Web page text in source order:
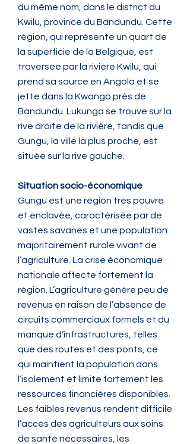
du même nom, dans le district du
Kwilu, province du Bandundu. Cette
région, qui représente un quart de
la superficie de la Belgique, est
traversée par la rivière Kwilu, qui
prend sa source en Angola et se
jette dans la Kwango près de
Bandundu. Lukunga se trouve sur la
rive droite de la rivière, tandis que
Gungu, la ville la plus proche, est
située sur la rive gauche.
Situation socio-économique
Gungu est une région très pauvre
et enclavée, caractérisée par de
vastes savanes et une population
majoritairement rurale vivant de
l’agriculture. La crise économique
nationale affecte fortement la
région. L’agriculture génère peu de
revenus en raison de l’absence de
circuits commerciaux formels et du
manque d’infrastructures, telles
que des routes et des ponts, ce
qui maintient la population dans
l’isolement et limite fortement les
ressources financières disponibles.
Les faibles revenus rendent difficile
l’accès des agriculteurs aux soins
de santé nécessaires, les